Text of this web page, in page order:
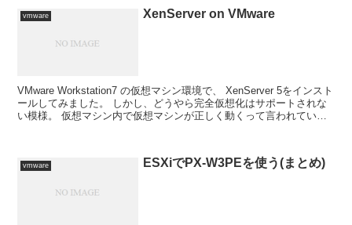
vmware XenServer on VMware
VMware Workstation7 の仮想マシン環境で、 XenServer 5をインスト
ールしてみました。 しかし、どうやら完全仮想化はサポートされな
い模様。 仮想マシン内で仮想マシンが正しく動くって言われている
vmware ESXiでPX-W3PEを使う(まとめ)